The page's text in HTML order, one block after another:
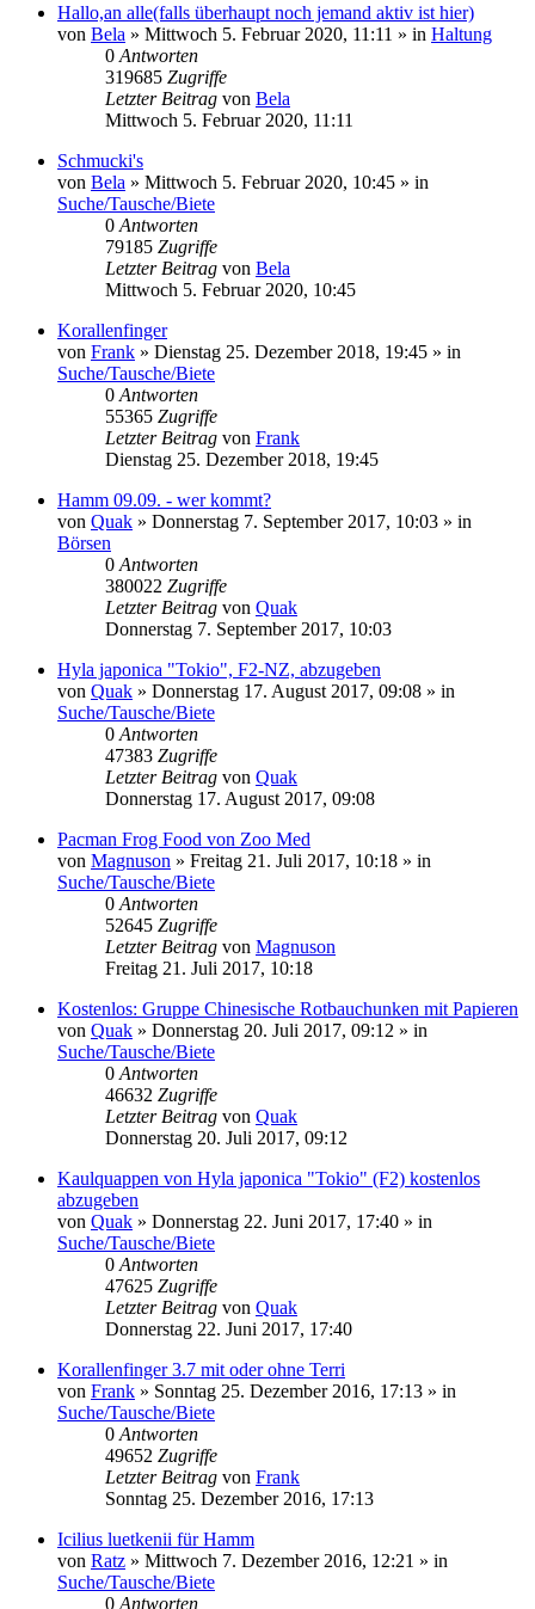
Hallo,an alle(falls überhaupt noch jemand aktiv ist hier)
von Bela » Mittwoch 5. Februar 2020, 11:11 » in Haltung
0 Antworten
319685 Zugriffe
Letzter Beitrag von Bela
Mittwoch 5. Februar 2020, 11:11
Schmucki's
von Bela » Mittwoch 5. Februar 2020, 10:45 » in
Suche/Tausche/Biete
0 Antworten
79185 Zugriffe
Letzter Beitrag von Bela
Mittwoch 5. Februar 2020, 10:45
Korallenfinger
von Frank » Dienstag 25. Dezember 2018, 19:45 » in
Suche/Tausche/Biete
0 Antworten
55365 Zugriffe
Letzter Beitrag von Frank
Dienstag 25. Dezember 2018, 19:45
Hamm 09.09. - wer kommt?
von Quak » Donnerstag 7. September 2017, 10:03 » in
Börsen
0 Antworten
380022 Zugriffe
Letzter Beitrag von Quak
Donnerstag 7. September 2017, 10:03
Hyla japonica "Tokio", F2-NZ, abzugeben
von Quak » Donnerstag 17. August 2017, 09:08 » in
Suche/Tausche/Biete
0 Antworten
47383 Zugriffe
Letzter Beitrag von Quak
Donnerstag 17. August 2017, 09:08
Pacman Frog Food von Zoo Med
von Magnuson » Freitag 21. Juli 2017, 10:18 » in
Suche/Tausche/Biete
0 Antworten
52645 Zugriffe
Letzter Beitrag von Magnuson
Freitag 21. Juli 2017, 10:18
Kostenlos: Gruppe Chinesische Rotbauchunken mit Papieren
von Quak » Donnerstag 20. Juli 2017, 09:12 » in
Suche/Tausche/Biete
0 Antworten
46632 Zugriffe
Letzter Beitrag von Quak
Donnerstag 20. Juli 2017, 09:12
Kaulquappen von Hyla japonica "Tokio" (F2) kostenlos
abzugeben
von Quak » Donnerstag 22. Juni 2017, 17:40 » in
Suche/Tausche/Biete
0 Antworten
47625 Zugriffe
Letzter Beitrag von Quak
Donnerstag 22. Juni 2017, 17:40
Korallenfinger 3.7 mit oder ohne Terri
von Frank » Sonntag 25. Dezember 2016, 17:13 » in
Suche/Tausche/Biete
0 Antworten
49652 Zugriffe
Letzter Beitrag von Frank
Sonntag 25. Dezember 2016, 17:13
Icilius luetkenii für Hamm
von Ratz » Mittwoch 7. Dezember 2016, 12:21 » in
Suche/Tausche/Biete
0 Antworten